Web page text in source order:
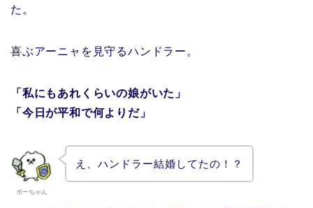
た。
喜ぶアーニャを見守るハンドラー。
「私にもあれくらいの娘がいた」
「今日が平和で何よりだ」
ボーちゃん
え、ハンドラー結婚してたの！？